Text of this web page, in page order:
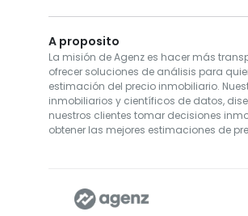
A proposito
La misión de Agenz es hacer más
ofrecer soluciones de análisis para
estimación del precio inmobiliario.
inmobiliarios y científicos de datos,
nuestros clientes tomar decisiones
obtener las mejores estimaciones de